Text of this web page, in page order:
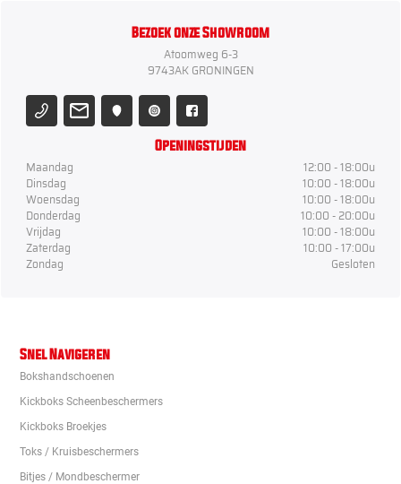
Bezoek onze Showroom
Atoomweg 6-3
9743AK GRONINGEN
Openingstijden
Maandag
12:00 - 18:00u
Dinsdag
10:00 - 18:00u
Woensdag
10:00 - 18:00u
Donderdag
10:00 - 20:00u
Vrijdag
10:00 - 18:00u
Zaterdag
10:00 - 17:00u
Zondag
Gesloten
Snel Navigeren
Bokshandschoenen
Kickboks Scheenbeschermers
Kickboks Broekjes
Toks / Kruisbeschermers
Bitjes / Mondbeschermer